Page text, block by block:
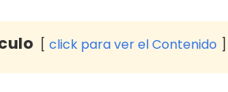
click para ver el Contenido